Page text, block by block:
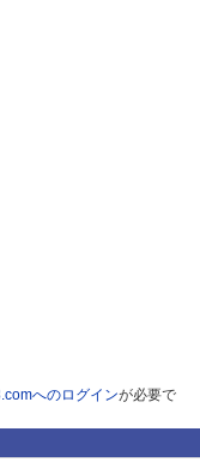
へのログインが必要で